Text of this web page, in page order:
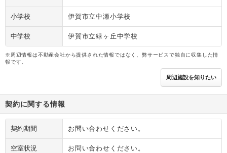
小学校 伊賀市立中瀬小学校
中学校 伊賀市立緑ヶ丘中学校
※周辺情報は不動産会社から提供された情報ではなく、弊サービスで独自に収集した情
報です。
周辺施設を知りたい
契約に関する情報
契約期間 お問い合わせください。
空室状況 お問い合わせください。